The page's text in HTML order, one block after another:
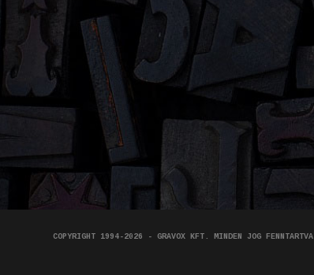
COPYRIGHT 1994-2026 - GRAVOX KFT. MINDEN JOG FENNTARTVA